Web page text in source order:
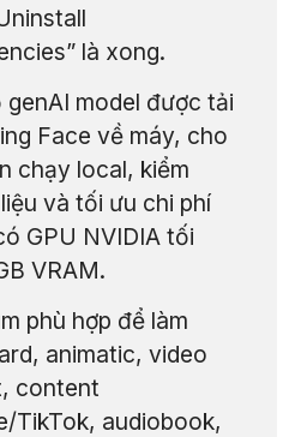
là xong.
genAI model được tải
Face về máy, cho
chạy local, kiểm
và tối ưu chi phí
GPU NVIDIA tối
VRAM.
phù hợp để làm
animatic, video
content
TikTok, audiobook,